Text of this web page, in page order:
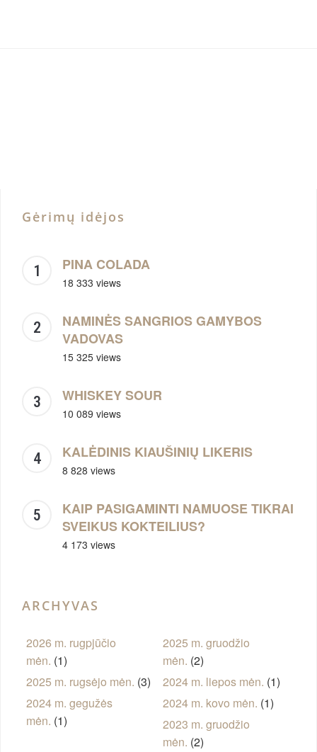
Gėrimų idėjos
PINA COLADA
18 333 views
NAMINĖS SANGRIOS GAMYBOS
VADOVAS
15 325 views
WHISKEY SOUR
10 089 views
KALĖDINIS KIAUŠINIŲ LIKERIS
8 828 views
KAIP PASIGAMINTI NAMUOSE TIKRAI
SVEIKUS KOKTEILIUS?
4 173 views
ARCHYVAS
2026 m. rugpjūčio
mėn. (1)
2025 m. gruodžio
mėn. (2)
2025 m. rugsėjo mėn. (3) 2024 m. liepos mėn. (1)
2024 m. gegužės
mėn. (1)
2024 m. kovo mėn. (1)
2023 m. gruodžio
mėn. (2)